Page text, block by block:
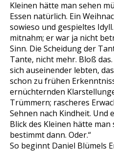
Kleinen hätte man sehen
Essen natürlich. Ein
sowieso und gespieltes
mitnahm; er war ja nicht
Sinn. Die Scheidung der
Tante, nicht mehr. Bloß
sich auseinender lebten,
schon zu frühen
ernüchternden
Trümmern; rascheres
Sehnen nach Kindheit. Und
Blick des Kleinen hätte man
bestimmt dann. Oder.“
So beginnt Daniel Blümels